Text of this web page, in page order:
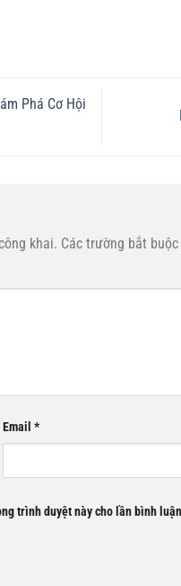
Phá Cơ Hội
khai. Các trường bắt
Email *
trình duyệt này cho lần bình